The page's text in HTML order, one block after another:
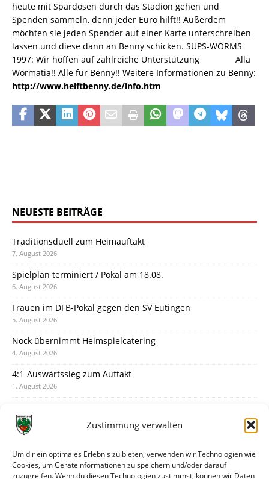
Zustimmung verwalten
Um dir ein optimales Erlebnis zu bieten, verwenden wir Technologien wie
Cookies, um Geräteinformationen zu speichern und/oder darauf
zuzugreifen. Wenn du diesen Technologien zustimmst, können wir Daten
heute mit Spardosen durch das Stadion gehen und
Spenden sammeln, denn jeder Euro hilft!! Außerdem
möchten sie jeden Spender auf einer Karte unterschreiben
lassen und diese dann an Benny schicken. SUPS-WORMS
1997: Wir hoffen auf zahlreiche Unterstützung Alla
Wormatia!! Alle für Benny!! Weitere Informationen zu Benny:
http://www.helftbenny.de/info.htm
NEUESTE BEITRÄGE
Traditionsduell zum Heimauftakt
7. August 2026
Spielplan terminiert / Pokal am 18.08.
6. August 2026
Frauen im DFB-Pokal gegen den SV Eutingen
5. August 2026
Nock übernimmt Heimspielcatering
4. August 2026
4:1-Auswärtssieg zum Auftakt
1. August 2026
31. Juli 2026
30. Juli 2026
Deine Spielminute: 89+1